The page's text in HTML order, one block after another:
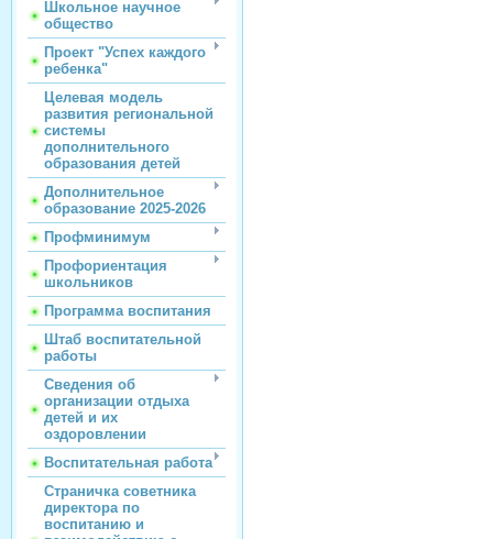
Школьное научное
общество
Проект "Успех каждого
ребенка"
Целевая модель
развития региональной
системы
дополнительного
образования детей
Дополнительное
образование 2025-2026
Профминимум
Профориентация
школьников
Программа воспитания
Штаб воспитательной
работы
Сведения об
организации отдыха
детей и их
оздоровлении
Воспитательная работа
Страничка советника
директора по
воспитанию и